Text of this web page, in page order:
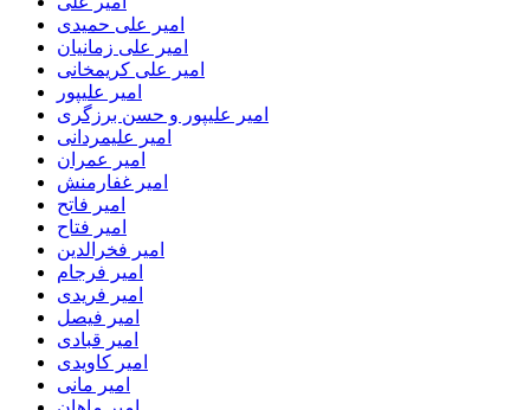
امیر علی حمیدی
امیر علی زمانیان
امیر علی کریمخانی
امیر علیپور
امیر علیپور و حسن برزگری
امیر علیمردانی
امیر عمران
امیر غفارمنش
امیر فاتح
امیر فتاح
امیر فخرالدین
امیر فرجام
امیر فریدی
امیر فیصل
امیر قبادی
امیر کاویدی
امیر مانی